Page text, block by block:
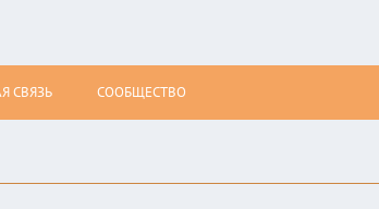
СВЯЗЬ СООБЩЕСТВО